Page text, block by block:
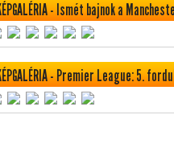
KÉPGALÉRIA - Ismét bajnok a
KÉPGALÉRIA - Premier League: 5.